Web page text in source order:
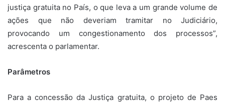
justiça gratuita no País, o que leva a um grande volume de
ações que não deveriam tramitar no Judiciário,
provocando um congestionamento dos processos”,
acrescenta o parlamentar.
Parâmetros
Para a concessão da Justiça gratuita, o projeto de Paes